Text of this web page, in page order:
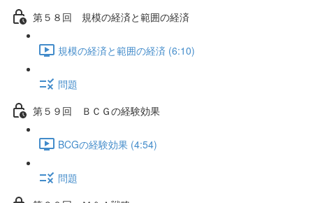
第５８回 規模の経済と範囲の経済
規模の経済と範囲の経済 (6:10)
問題
第５９回 ＢＣＧの経験効果
BCGの経験効果 (4:54)
問題